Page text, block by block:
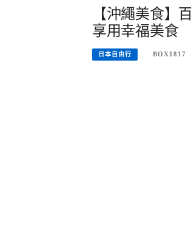
【沖繩美食】
享用幸福美食
日本自由行 BOX1817